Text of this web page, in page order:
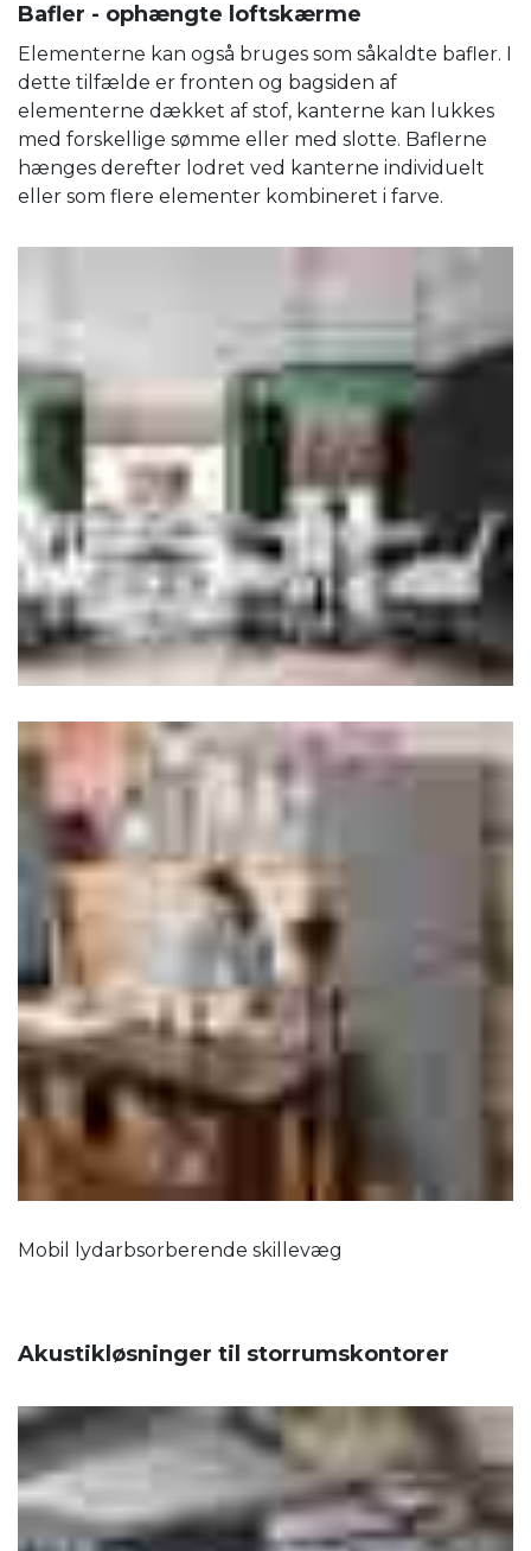
Bafler - ophængte loftskærme
Elementerne kan også bruges som såkaldte bafler. I
dette tilfælde er fronten og bagsiden af ​​
elementerne dækket af stof, kanterne kan lukkes
med forskellige sømme eller med slotte. Baflerne
hænges derefter lodret ved kanterne individuelt
eller som flere elementer kombineret i farve.
Mobil lydarbsorberende skillevæg
Akustikløsninger til storrumskontorer